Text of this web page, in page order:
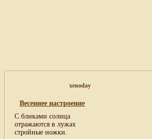
xenoday
Весеннее настроение
С бликами солнца
отражаются в лужах
стройные ножки.